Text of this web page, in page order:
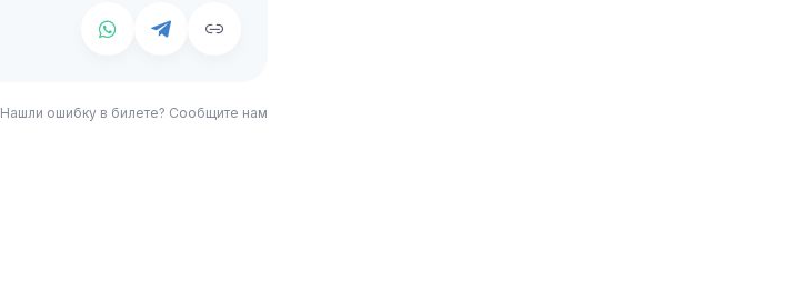
Нашли ошибку в билете? Сообщите нам